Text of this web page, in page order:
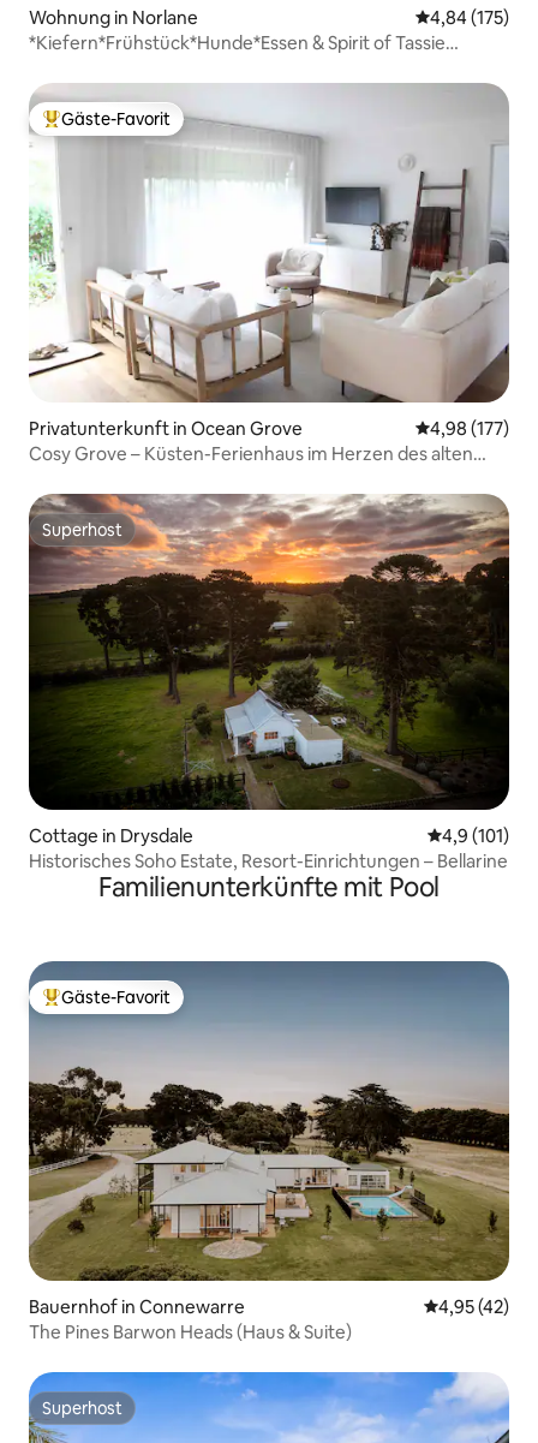
Wohnung in Norlane
4,84 (175)
*Kiefern*Frühstück*Hunde*Essen & Spirit of Tassie
Beliebter Gäste-Favorit.
Gäste-Favorit
Privatunterkunft in Ocean Grove
4,98 (177)
Cosy Grove – Küsten-Ferienhaus im Herzen des alten
Superhost
Superhost
Cottage in Drysdale
4,9 (101)
Historisches Soho Estate, Resort-Einrichtungen – Bellarine
Familienunterkünfte mit Pool
Beliebter Gäste-Favorit.
Gäste-Favorit
Bauernhof in Connewarre
4,95 (42)
The Pines Barwon Heads (Haus & Suite)
Superhost
Superhost